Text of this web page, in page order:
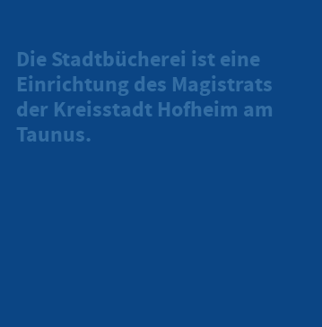
Die Stadtbücherei ist eine
Einrichtung des Magistrats
der Kreisstadt Hofheim am
Taunus.